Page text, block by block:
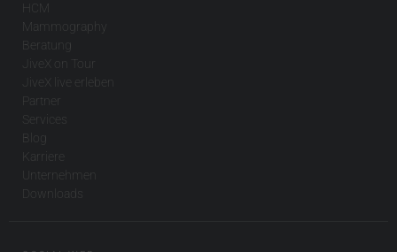
HCM
Mammography
Beratung
JiveX on Tour
JiveX live erleben
Partner
Services
Blog
Karriere
Unternehmen
Downloads